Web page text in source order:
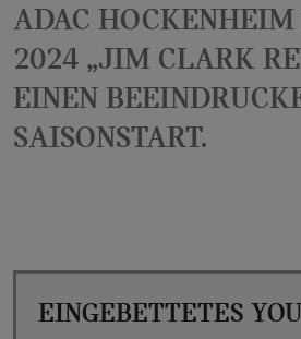
ADAC
2024 „Jim Clark
einen
Saisonstart.
Eingebettetes